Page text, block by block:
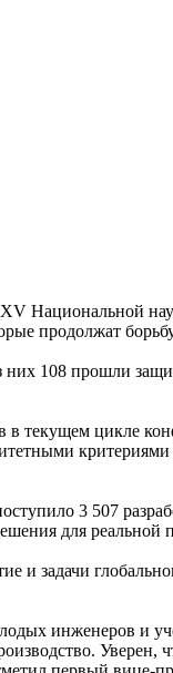
Национальной
продолжат
108 прошли
в текущем цикле
критериями
3 507
для
и задачи
инженеров